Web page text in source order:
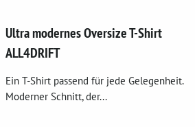
Ultra modernes Oversize T-Shirt
ALL4DRIFT
Ein T-Shirt passend für jede Gelegenheit.
Moderner Schnitt, der...